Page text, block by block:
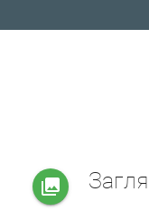
collections